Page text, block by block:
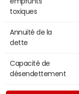
toxiques
Annuité de la
dette
Capacité de
désendettement